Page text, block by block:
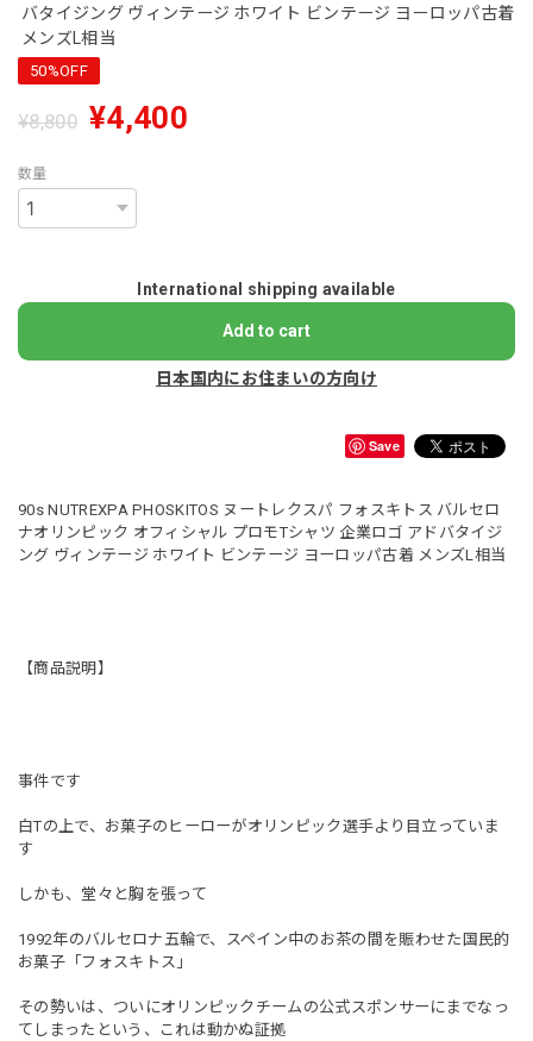
バタイジング ヴィンテージ ホワイト ビンテージ ヨーロッパ古着
メンズL相当
50%OFF
¥8,800 ¥4,400
数量
International shipping available
Add to cart
日本国内にお住まいの方向け
Save
90s NUTREXPA PHOSKITOS ヌートレクスパ フォスキトス バルセロ
ナオリンピック オフィシャル プロモTシャツ 企業ロゴ アドバタイジ
ング ヴィンテージ ホワイト ビンテージ ヨーロッパ古着 メンズL相当
【商品説明】
事件です
白Tの上で、お菓子のヒーローがオリンピック選手より目立っていま
す
しかも、堂々と胸を張って
1992年のバルセロナ五輪で、スペイン中のお茶の間を賑わせた国民的
お菓子「フォスキトス」
その勢いは、ついにオリンピックチームの公式スポンサーにまでなっ
てしまったという、これは動かぬ証拠